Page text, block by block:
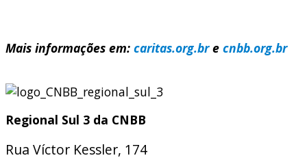
Mais informações em: caritas.org.bre cnbb.org.br
Regional Sul 3 da CNBB
Rua Víctor Kessler, 174